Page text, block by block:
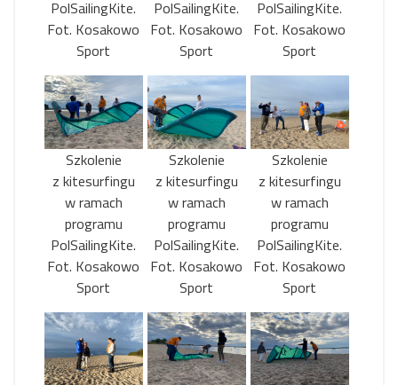
PolSailingKite.
Fot. Kosakowo
Sport
PolSailingKite.
Fot. Kosakowo
Sport
PolSailingKite.
Fot. Kosakowo
Sport
Szkolenie
z kitesurfingu
w ramach
programu
PolSailingKite.
Fot. Kosakowo
Sport
Szkolenie
z kitesurfingu
w ramach
programu
PolSailingKite.
Fot. Kosakowo
Sport
Szkolenie
z kitesurfingu
w ramach
programu
PolSailingKite.
Fot. Kosakowo
Sport